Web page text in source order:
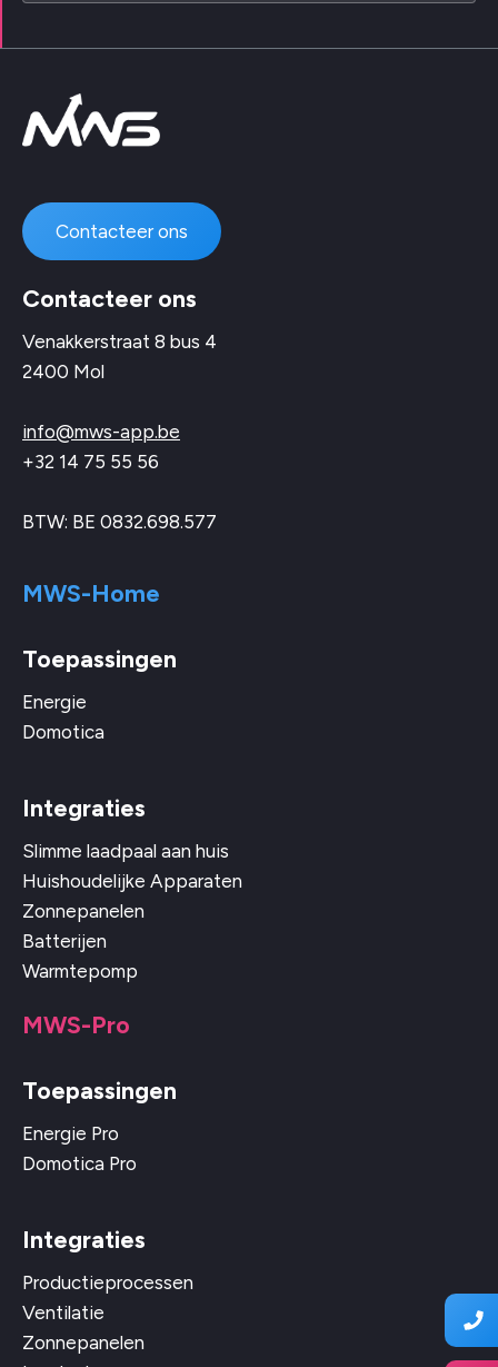
Contacteer ons
Contacteer ons
Venakkerstraat 8 bus 4
2400 Mol
info@mws-app.be
+32 14 75 55 56
BTW: BE 0832.698.577
MWS-Home
Toepassingen
Energie
Domotica
Integraties
Slimme laadpaal aan huis
Huishoudelijke Apparaten
Zonnepanelen
Batterijen
Warmtepomp
MWS-Pro
Toepassingen
Energie Pro
Domotica Pro
Integraties
Productieprocessen
Ventilatie
Zonnepanelen